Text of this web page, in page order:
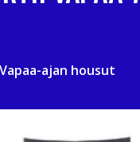
ajan housut